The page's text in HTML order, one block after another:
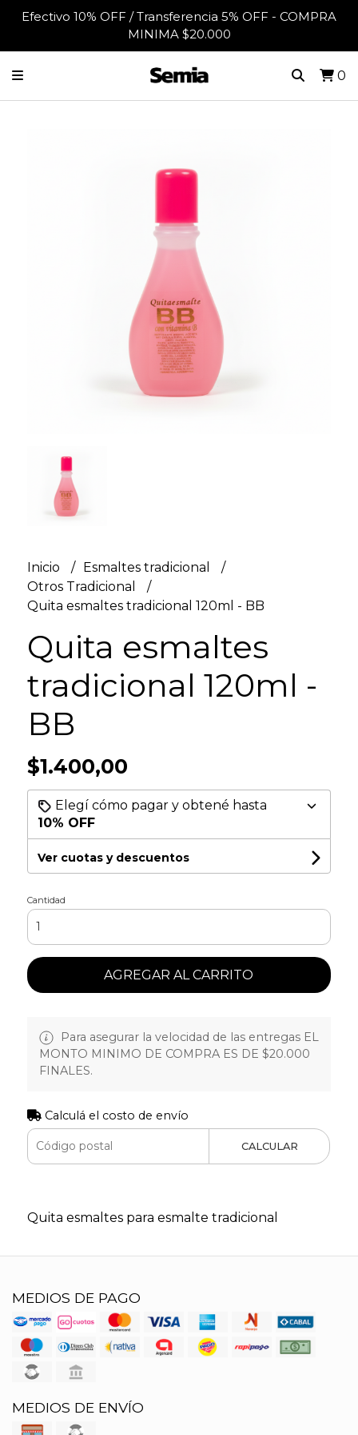
Efectivo 10% OFF / Transferencia 5% OFF - COMPRA
MINIMA $20.000
0
Inicio
Esmaltes tradicional
Otros Tradicional
Quita esmaltes tradicional 120ml - BB
Quita esmaltes
tradicional 120ml -
BB
$1.400,00
Elegí cómo pagar y obtené hasta
10% OFF
Ver cuotas y descuentos
Cantidad
AGREGAR AL CARRITO
Para asegurar la velocidad de las entregas EL
MONTO MINIMO DE COMPRA ES DE $20.000
FINALES.
Calculá el costo de envío
CALCULAR
Quita esmaltes para esmalte tradicional
MEDIOS DE PAGO
MEDIOS DE ENVÍO